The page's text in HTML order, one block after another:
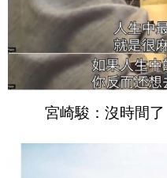
宮崎駿：沒時間